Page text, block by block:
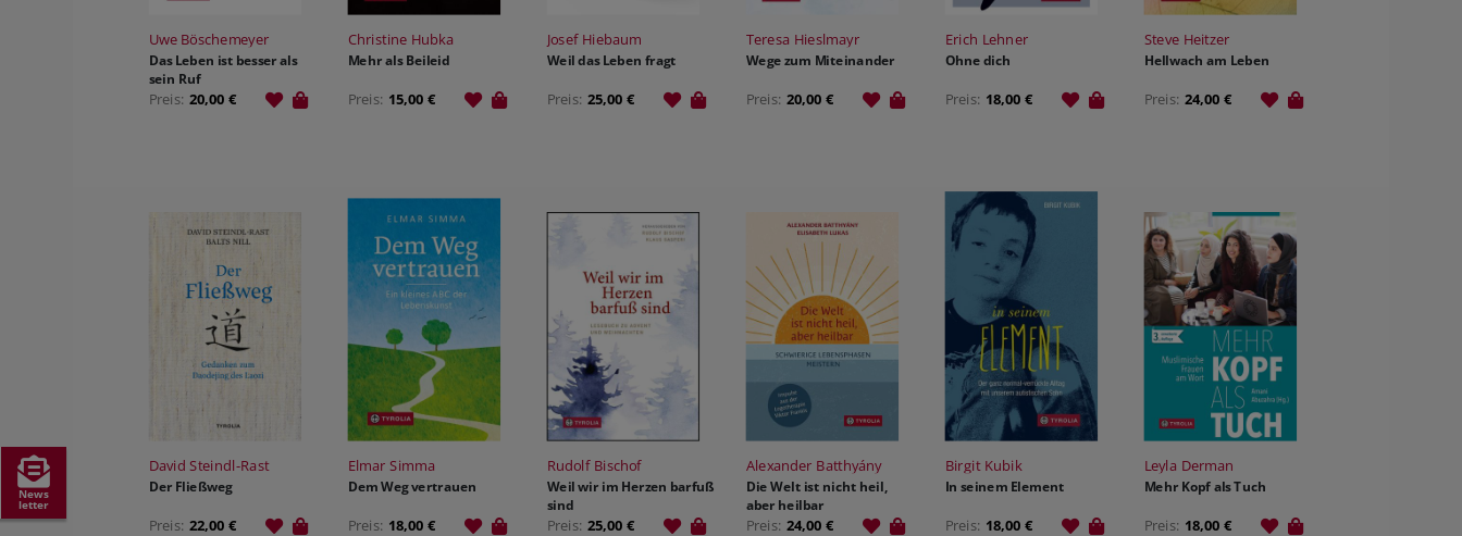
News
letter
Uwe Böschemeyer
Das Leben ist besser als
sein Ruf
Preis: 20,00 €
Christine Hubka
Mehr als Beileid
Preis: 15,00 €
Josef Hiebaum
Weil das Leben fragt
Preis: 25,00 €
Teresa Hieslmayr
Wege zum Miteinander
Preis: 20,00 €
Erich Lehner
Ohne dich
Preis: 18,00 €
Steve Heitzer
Hellwach am Leben
Preis: 24,00 €
David Steindl-Rast
Der Fließweg
Preis: 22,00 €
Elmar Simma
Dem Weg vertrauen
Preis: 18,00 €
Rudolf Bischof
Weil wir im Herzen barfuß
sind
Preis: 25,00 €
Alexander Batthyány
Die Welt ist nicht heil,
aber heilbar
Preis: 24,00 €
Birgit Kubik
In seinem Element
Preis: 18,00 €
Leyla Derman
Mehr Kopf als Tuch
Preis: 18,00 €